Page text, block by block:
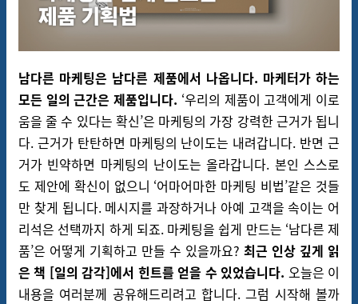
남다른 마케팅은 남다른 제품에서 나옵니다. 마케터가 하는
모든 일의 근간은 제품입니다. ‘우리의 제품이 고객에게 이로
움을 줄 수 있다는 확신’은 마케팅의 가장 강력한 근거가 됩니
다. 근거가 탄탄하면 마케팅의 난이도는 내려갑니다. 반면 근
거가 빈약하면 마케팅의 난이도는 올라갑니다. 본인 스스로
도 제안에 확신이 없으니 ‘어마어마한 마케팅 비법’같은 것들
만 찾게 됩니다. 메시지를 과장하거나 아예 고객을 속이는 어
리석은 선택까지 하게 되죠. 마케팅을 쉽게 만드는 ‘남다른 제
품’은 어떻게 기획하고 만들 수 있을까요? 최근 인상 깊게 읽
은 책 [일의 감각]에서 힌트를 얻을 수 있었습니다. 오늘은 이
내용을 여러분께 공유해드리려고 합니다. 그럼 시작해 볼까